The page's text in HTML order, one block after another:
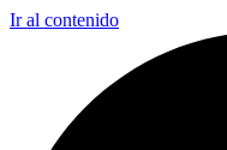
Ir al contenido